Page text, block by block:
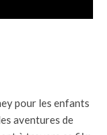
pour les enfants
aventures de